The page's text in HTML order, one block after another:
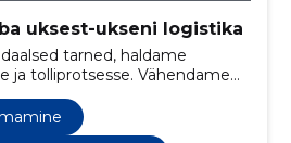
uksest-ukseni logistika
tarned, haldame
ja tolliprotsesse. Vähendame
ning tagame täieliku
üle.